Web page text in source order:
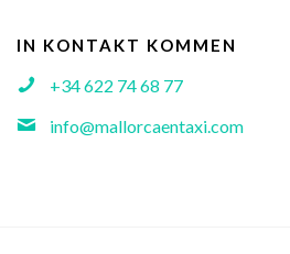
IN KONTAKT KOMMEN
+34 622 74 68 77
info@mallorcaentaxi.com